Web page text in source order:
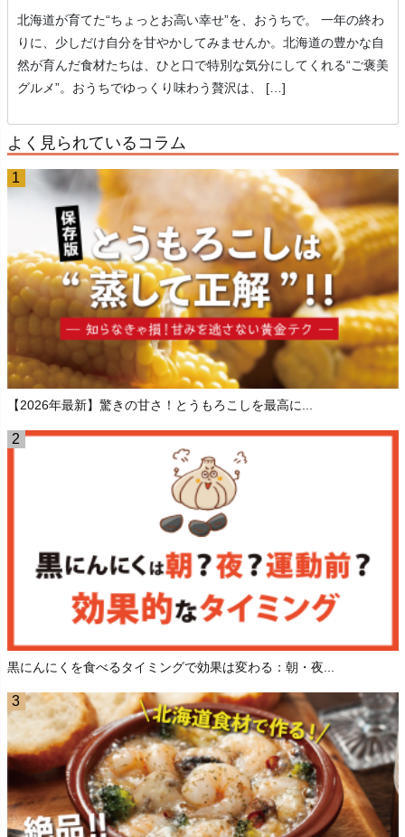
北海道が育てた“ちょっとお高い幸せ”を、おうちで。 一年の終わ
りに、少しだけ自分を甘やかしてみませんか。北海道の豊かな自
然が育んだ食材たちは、ひと口で特別な気分にしてくれる“ご褒美
グルメ”。おうちでゆっくり味わう贅沢は、 […]
よく見られているコラム
【2026年最新】驚きの甘さ！とうもろこしを最高に...
黒にんにくを食べるタイミングで効果は変わる：朝・夜...